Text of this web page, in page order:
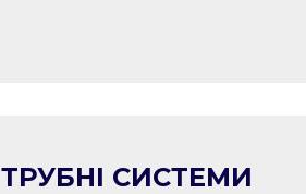
ТРУБНІ СИСТЕМИ